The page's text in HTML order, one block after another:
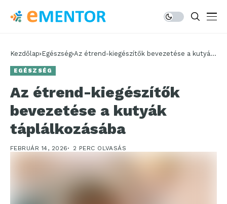
Kezdőlap Egészség Az étrend-kiegészítők bevezetése a kutyák
EGÉSZSÉG
Az étrend-kiegészítők
bevezetése a kutyák
táplálkozásába
FEBRUÁR 14, 2026 2 PERC OLVASÁS